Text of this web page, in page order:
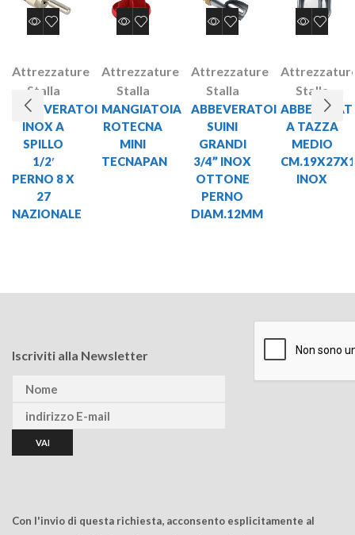
Attrezzature
Stalla
ABBEVERATOI
INOX A
SPILLO
1/2′
PERNO 8 X
27
NAZIONALE
Attrezzature
Stalla
MANGIATOIA
ROTECNA
MINI
TECNAPAN
Attrezzature
Stalla
ABBEVERATOI
SUINI
GRANDI
3/4” INOX
OTTONE
PERNO
DIAM.12MM
Stalla
A TAZZA
MEDIO
INOX
Iscriviti alla Newsletter
Con l'invio di questa richiesta, acconsento esplicitamente al